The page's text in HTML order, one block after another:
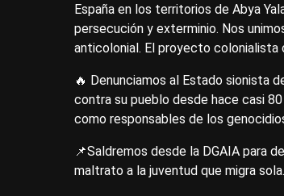
España en los territorios de Abya
persecución y exterminio. Nos
anticolonial. El proyecto colonialista
🔥 Denunciamos al Estado sionista
contra su pueblo desde hace casi
como responsables de los
📌Saldremos desde la DGAIA para
maltrato a la juventud que migra sola.